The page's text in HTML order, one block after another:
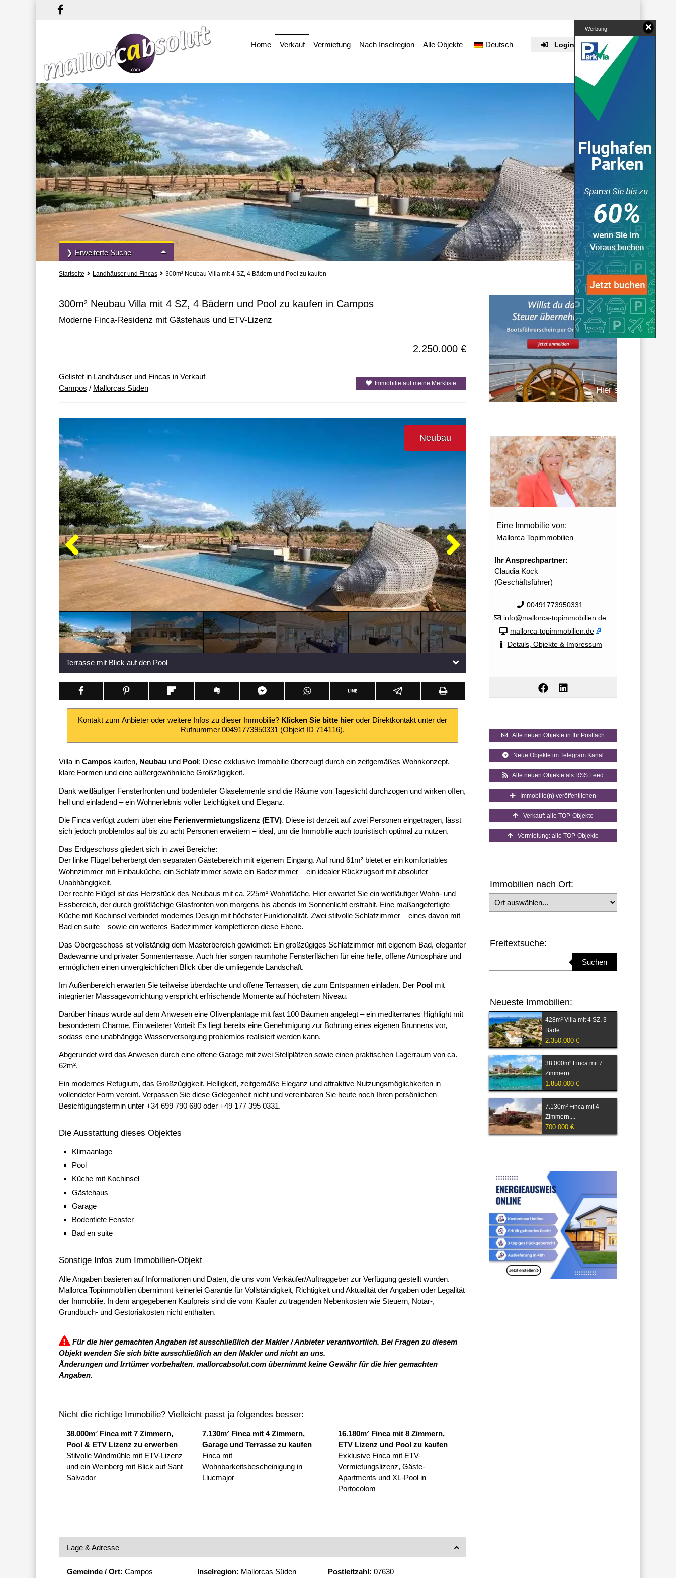
Login / Registrieren
Home Verkauf Vermietung Nach Inselregion Alle Objekte Deutsch
❯ Erweiterte Suche
Vermietung und Verkauf
» mehr Such-Optionen
Startseite Landhäuser und Fincas 300m² Neubau Villa mit 4 SZ, 4 Bädern und Pool zu kaufen
300m² Neubau Villa mit 4 SZ, 4 Bädern und Pool zu kaufen in Campos
Moderne Finca-Residenz mit Gästehaus und ETV-Lizenz
2.250.000 €
Gelistet in Landhäuser und Fincas in Verkauf
Campos / Mallorcas Süden
Immobilie auf meine Merkliste
Neubau
Terrasse mit Blick auf den Pool
Kontakt zum Anbieter oder weitere Infos zu dieser Immobilie? Klicken Sie bitte hier oder Direktkontakt unter der
Rufnummer 00491773950331 (Objekt ID 714116).
Villa in Campos kaufen, Neubau und Pool: Diese exklusive Immobilie überzeugt durch ein zeitgemäßes Wohnkonzept,
klare Formen und eine außergewöhnliche Großzügigkeit.
Dank weitläufiger Fensterfronten und bodentiefer Glaselemente sind die Räume von Tageslicht durchzogen und wirken offen,
hell und einladend – ein Wohnerlebnis voller Leichtigkeit und Eleganz.
Die Finca verfügt zudem über eine Ferienvermietungslizenz (ETV). Diese ist derzeit auf zwei Personen eingetragen, lässt
sich jedoch problemlos auf bis zu acht Personen erweitern – ideal, um die Immobilie auch touristisch optimal zu nutzen.
Das Erdgeschoss gliedert sich in zwei Bereiche:
Der linke Flügel beherbergt den separaten Gästebereich mit eigenem Eingang. Auf rund 61m² bietet er ein komfortables
Wohnzimmer mit Einbauküche, ein Schlafzimmer sowie ein Badezimmer – ein idealer Rückzugsort mit absoluter
Unabhängigkeit.
Der rechte Flügel ist das Herzstück des Neubaus mit ca. 225m² Wohnfläche. Hier erwartet Sie ein weitläufiger Wohn- und
Essbereich, der durch großflächige Glasfronten von morgens bis abends im Sonnenlicht erstrahlt. Eine maßangefertigte
Küche mit Kochinsel verbindet modernes Design mit höchster Funktionalität. Zwei stilvolle Schlafzimmer – eines davon mit
Bad en suite – sowie ein weiteres Badezimmer komplettieren diese Ebene.
Das Obergeschoss ist vollständig dem Masterbereich gewidmet: Ein großzügiges Schlafzimmer mit eigenem Bad, eleganter
Badewanne und privater Sonnenterrasse. Auch hier sorgen raumhohe Fensterflächen für eine helle, offene Atmosphäre und
ermöglichen einen unvergleichlichen Blick über die umliegende Landschaft.
Im Außenbereich erwarten Sie teilweise überdachte und offene Terrassen, die zum Entspannen einladen. Der Pool mit
integrierter Massagevorrichtung verspricht erfrischende Momente auf höchstem Niveau.
Darüber hinaus wurde auf dem Anwesen eine Olivenplantage mit fast 100 Bäumen angelegt – ein mediterranes Highlight mit
besonderem Charme. Ein weiterer Vorteil: Es liegt bereits eine Genehmigung zur Bohrung eines eigenen Brunnens vor,
sodass eine unabhängige Wasserversorgung problemlos realisiert werden kann.
Abgerundet wird das Anwesen durch eine offene Garage mit zwei Stellplätzen sowie einen praktischen Lagerraum von ca.
62m².
Ein modernes Refugium, das Großzügigkeit, Helligkeit, zeitgemäße Eleganz und attraktive Nutzungsmöglichkeiten in
vollendeter Form vereint. Verpassen Sie diese Gelegenheit nicht und vereinbaren Sie heute noch Ihren persönlichen
Besichtigungstermin unter +34 699 790 680 oder +49 177 395 0331.
Die Ausstattung dieses Objektes
Klimaanlage
Pool
Küche mit Kochinsel
Gästehaus
Garage
Bodentiefe Fenster
Bad en suite
Sonstige Infos zum Immobilien-Objekt
Alle Angaben basieren auf Informationen und Daten, die uns vom Verkäufer/Auftraggeber zur Verfügung gestellt wurden.
Mallorca Topimmobilien übernimmt keinerlei Garantie für Vollständigkeit, Richtigkeit und Aktualität der Angaben oder Legalität
der Immobilie. In dem angegebenen Kaufpreis sind die vom Käufer zu tragenden Nebenkosten wie Steuern, Notar-,
Grundbuch- und Gestoriakosten nicht enthalten.
Für die hier gemachten Angaben ist ausschließlich der Makler / Anbieter verantwortlich. Bei Fragen zu diesem
Objekt wenden Sie sich bitte ausschließlich an den Makler und nicht an uns.
Änderungen und Irrtümer vorbehalten. mallorcabsolut.com übernimmt keine Gewähr für die hier gemachten
Angaben.
Nicht die richtige Immobilie? Vielleicht passt ja folgendes besser:
38.000m² Finca mit 7 Zimmern,
Pool & ETV Lizenz zu erwerben
Stilvolle Windmühle mit ETV-Lizenz
und ein Weinberg mit Blick auf Sant
Salvador
7.130m² Finca mit 4 Zimmern,
Garage und Terrasse zu kaufen
Finca mit
Wohnbarkeitsbescheinigung in
Llucmajor
16.180m² Finca mit 8 Zimmern,
ETV Lizenz und Pool zu kaufen
Exklusive Finca mit ETV-
Vermietungslizenz, Gäste-
Apartments und XL-Pool in
Portocolom
Lage & Adresse
Gemeinde / Ort: Campos Inselregion: Mallorcas Süden Postleitzahl: 07630
Eine Immobilie von:
Mallorca Topimmobilien
Ihr Ansprechpartner:
Claudia Kock
(Geschäftsführer)
00491773950331
info@mallorca-topimmobilien.de
mallorca-topimmobilien.de
Details, Objekte & Impressum
Alle neuen Objekte in Ihr Postfach
Neue Objekte im Telegram Kanal
Alle neuen Objekte als RSS Feed
Immobilie(n) veröffentlichen
Verkauf: alle TOP-Objekte
Vermietung: alle TOP-Objekte
Immobilien nach Ort:
Ort auswählen
Freitextsuche:
Suchen
Neueste Immobilien:
428m² Villa mit 4 SZ, 3
Bäde...
2.350.000 €
38.000m² Finca mit 7
Zimmern...
1.850.000 €
7.130m² Finca mit 4
Zimmern,...
700.000 €
Werbung:
Hier sollte
eigentlich
erscheinen…
×